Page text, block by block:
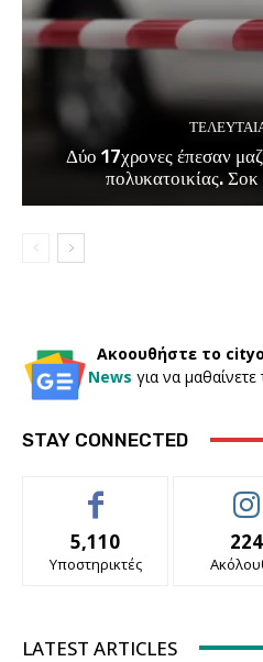
Δύο 17χρονες έπεσαν
πολυκατοικίας.
Ακοουθήστε το
News για να μαθαίνετε
STAY CONNECTED
5,110
Υποστηρικτές
224
LATEST ARTICLES